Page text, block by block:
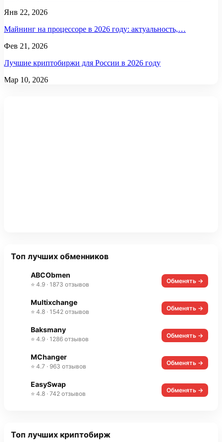
Янв 22, 2026
Майнинг на процессоре в 2026 году: актуальность,…
Фев 21, 2026
Лучшие криптобиржи для России в 2026 году
Мар 10, 2026
Топ лучших обменников
ABCObmen
⭐ 4.9 · 1873 отзывов Обменять →
Multixchange
⭐ 4.8 · 1542 отзывов Обменять →
Baksmany
⭐ 4.9 · 1286 отзывов Обменять →
MChanger
⭐ 4.7 · 963 отзывов Обменять →
EasySwap
⭐ 4.8 · 742 отзывов Обменять →
Топ лучших криптобирж